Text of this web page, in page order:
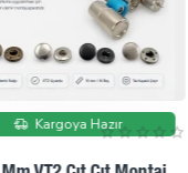
10,5 Mm Plastik